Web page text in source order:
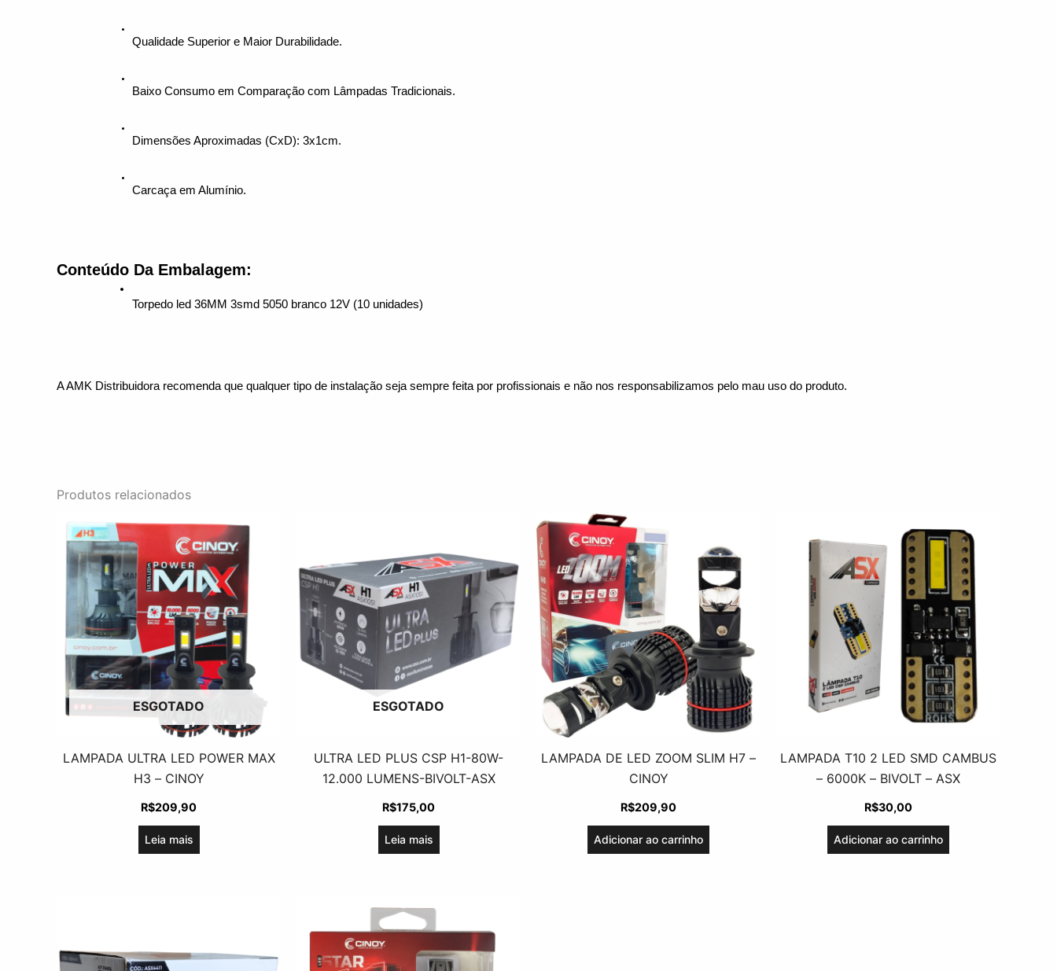
Qualidade Superior e Maior Durabilidade.
Baixo Consumo em Comparação com Lâmpadas Tradicionais.
Dimensões Aproximadas (CxD): 3x1cm.
Carcaça em Alumínio.
Conteúdo Da Embalagem:
Torpedo led 36MM 3smd 5050 branco 12V (10 unidades)
A AMK Distribuidora recomenda que qualquer tipo de instalação seja sempre feita por profissionais e não nos responsabilizamos pelo mau uso do produto.
Produtos relacionados
ESGOTADO
LAMPADA ULTRA LED POWER MAX
H3 – CINOY
R$209,90
Leia mais
ESGOTADO
ULTRA LED PLUS CSP H1-80W-
12.000 LUMENS-BIVOLT-ASX
R$175,00
Leia mais
LAMPADA DE LED ZOOM SLIM H7 –
CINOY
R$209,90
Adicionar ao carrinho
LAMPADA T10 2 LED SMD CAMBUS
– 6000K – BIVOLT – ASX
R$30,00
Adicionar ao carrinho